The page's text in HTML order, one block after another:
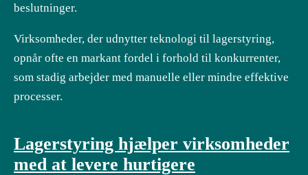
beslutninger.
Virksomheder, der udnytter teknologi til lagerstyring,
opnår ofte en markant fordel i forhold til konkurrenter,
som stadig arbejder med manuelle eller mindre effektive
processer.
Lagerstyring hjælper virksomheder
med at levere hurtigere